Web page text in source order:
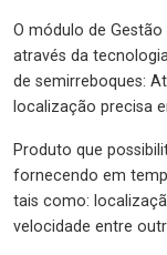
O módulo de
através da
de semirreboques:
localização precisa
Produto que
fornecendo em
tais como:
velocidade entre